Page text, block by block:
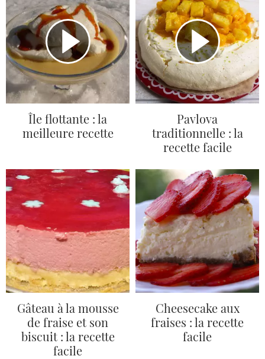
Île flottante : la
meilleure recette
Pavlova
traditionnelle : la
recette facile
Gâteau à la mousse
de fraise et son
biscuit : la recette
facile
Cheesecake aux
fraises : la recette
facile